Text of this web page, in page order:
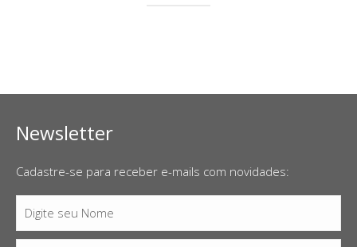
Newsletter
Cadastre-se para receber e-mails com novidades:
Nome
Digite seu Nome